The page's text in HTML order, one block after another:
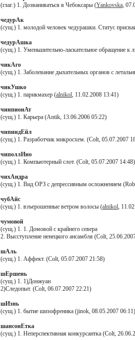
(глаг.) 1. Дозваниваться в Чебоксары (Yankovska,
чедурАк
(сущ.) 1. молодой человек чедурашки. Статус
чедурАшка
(сущ.) 1. Уменьшительно-ласкательное обращение
чикАго
(сущ.) 1. Заболевание дыхательных органов с
чикУшко
(сущ.) 1. парикмахер (alnikol, 11.02.2008 13:41)
чинпионАт
(сущ.) 1. Карьера (Antik, 13.06.2006 05:22)
чипиндЕйл
(сущ.) 1. Разработчик микросхем. (Colt, 05.07.2007
чиполлИно
(сущ.) 1. Компьютерный слот. (Colt, 05.07.2007 14:48)
чихАндра
(сущ.) 1. Вид ОРЗ с депрессивным осложнением
чубАйс
(сущ.) 1. взъерошенные ветром волосы (alnikol,
чумовой
(сущ.) 1. 1. Домовой с крайнего севера
2. Высступление ненецкого ансамбля (Colt,
шАль
(сущ.) 1. Аффект. (Colt, 05.07.2007 21:58)
шЕршень
(сущ.) 1. 1)Донжуан
2)Следопыт. (Colt, 06.07.2007 22:21)
шИзнь
(сущ.) 1. бытие шизофреника (jinok, 08.05.2007 06:11)
шансонЕтка
(сущ.) 1. Неперспективная конкурсантка (Colt,